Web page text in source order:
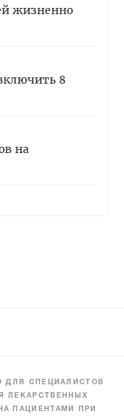
жизненно
8
на
ДЛЯ СПЕЦИАЛИСТОВ
ЛЕКАРСТВЕННЫХ
ПАЦИЕНТАМИ ПРИ